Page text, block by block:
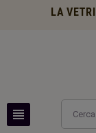
LA
view_headline